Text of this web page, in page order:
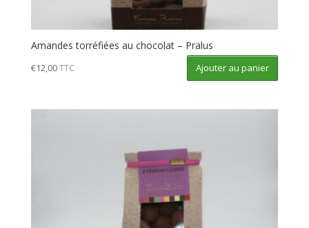
Amandes torréfiées au chocolat – Pralus
€12,00TTC Ajouter au panier